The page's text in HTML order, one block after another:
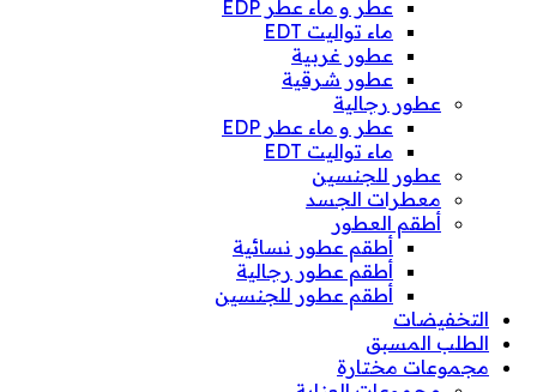
عطر و ماء عطر EDP
ماء تواليت EDT
عطور غربية
عطور شرقية
عطور رجالية
عطر و ماء عطر EDP
ماء تواليت EDT
عطور للجنسين
معطرات الجسد
أطقم العطور
أطقم عطور نسائية
أطقم عطور رجالية
أطقم عطور للجنسين
التخفيضات
الطلب المسبق
مجموعات مختارة